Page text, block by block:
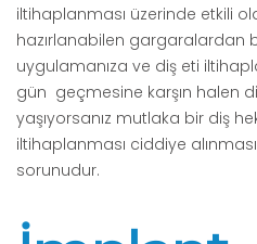
iltihaplanması üzerinde etkili
hazırlanabilen gargaralardan
uygulamanıza ve diş eti
gün geçmesine karşın halen
yaşıyorsanız mutlaka bir diş
iltihaplanması ciddiye
sorunudur.